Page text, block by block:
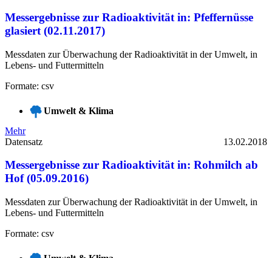
Messergebnisse zur Radioaktivität in: Pfeffernüsse
glasiert (02.11.2017)
Messdaten zur Überwachung der Radioaktivität in der Umwelt, in
Lebens- und Futtermitteln
Formate: csv
Umwelt & Klima
Mehr
Datensatz
13.02.2018
Messergebnisse zur Radioaktivität in: Rohmilch ab
Hof (05.09.2016)
Messdaten zur Überwachung der Radioaktivität in der Umwelt, in
Lebens- und Futtermitteln
Formate: csv